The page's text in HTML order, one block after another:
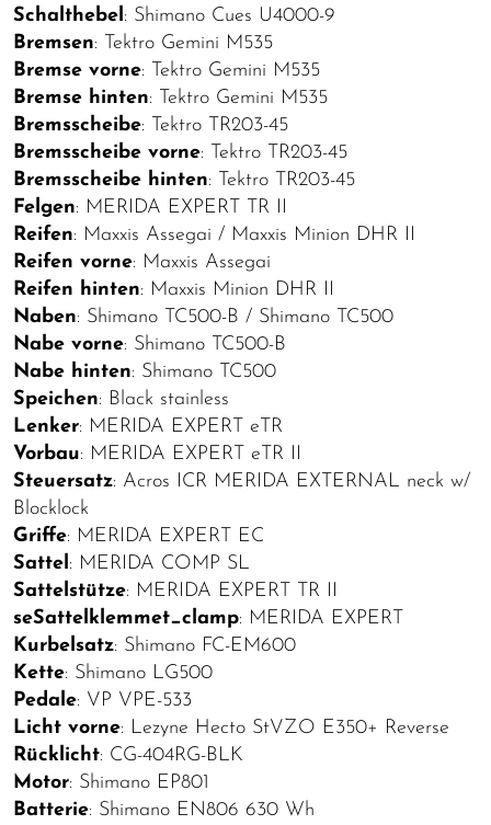
Schalthebel: Shimano Cues U4000-9
Bremsen: Tektro Gemini M535
Bremse vorne: Tektro Gemini M535
Bremse hinten: Tektro Gemini M535
Bremsscheibe: Tektro TR203-45
Bremsscheibe vorne: Tektro TR203-45
Bremsscheibe hinten: Tektro TR203-45
Felgen: MERIDA EXPERT TR II
Reifen: Maxxis Assegai / Maxxis Minion DHR II
Reifen vorne: Maxxis Assegai
Reifen hinten: Maxxis Minion DHR II
Naben: Shimano TC500-B / Shimano TC500
Nabe vorne: Shimano TC500-B
Nabe hinten: Shimano TC500
Speichen: Black stainless
Lenker: MERIDA EXPERT eTR
Vorbau: MERIDA EXPERT eTR II
Steuersatz: Acros ICR MERIDA EXTERNAL neck w/
Blocklock
Griffe: MERIDA EXPERT EC
Sattel: MERIDA COMP SL
Sattelstütze: MERIDA EXPERT TR II
seSattelklemmet_clamp: MERIDA EXPERT
Kurbelsatz: Shimano FC-EM600
Kette: Shimano LG500
Pedale: VP VPE-533
Licht vorne: Lezyne Hecto StVZO E350+ Reverse
Rücklicht: CG-404RG-BLK
Motor: Shimano EP801
Batterie: Shimano EN806 630 Wh